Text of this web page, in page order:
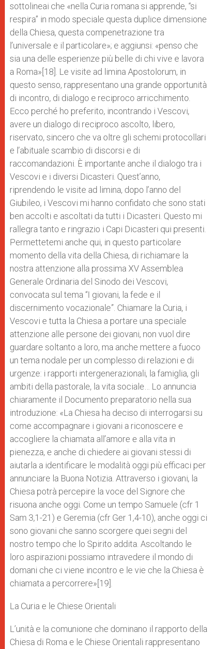
sottolineai che «nella Curia romana si apprende, “si
respira” in modo speciale questa duplice dimensione
della Chiesa, questa compenetrazione tra
l’universale e il particolare»; e aggiunsi: «penso che
sia una delle esperienze più belle di chi vive e lavora
a Roma»[18]. Le visite ad limina Apostolorum, in
questo senso, rappresentano una grande opportunità
di incontro, di dialogo e reciproco arricchimento.
Ecco perché ho preferito, incontrando i Vescovi,
avere un dialogo di reciproco ascolto, libero,
riservato, sincero che va oltre gli schemi protocollari
e l’abituale scambio di discorsi e di
raccomandazioni. È importante anche il dialogo tra i
Vescovi e i diversi Dicasteri. Quest’anno,
riprendendo le visite ad limina, dopo l’anno del
Giubileo, i Vescovi mi hanno confidato che sono stati
ben accolti e ascoltati da tutti i Dicasteri. Questo mi
rallegra tanto e ringrazio i Capi Dicasteri qui presenti.
Permettetemi anche qui, in questo particolare
momento della vita della Chiesa, di richiamare la
nostra attenzione alla prossima XV Assemblea
Generale Ordinaria del Sinodo dei Vescovi,
convocata sul tema “I giovani, la fede e il
discernimento vocazionale”. Chiamare la Curia, i
Vescovi e tutta la Chiesa a portare una speciale
attenzione alle persone dei giovani, non vuol dire
guardare soltanto a loro, ma anche mettere a fuoco
un tema nodale per un complesso di relazioni e di
urgenze: i rapporti intergenerazionali, la famiglia, gli
ambiti della pastorale, la vita sociale… Lo annuncia
chiaramente il Documento preparatorio nella sua
introduzione: «La Chiesa ha deciso di interrogarsi su
come accompagnare i giovani a riconoscere e
accogliere la chiamata all’amore e alla vita in
pienezza, e anche di chiedere ai giovani stessi di
aiutarla a identificare le modalità oggi più efficaci per
annunciare la Buona Notizia. Attraverso i giovani, la
Chiesa potrà percepire la voce del Signore che
risuona anche oggi. Come un tempo Samuele (cfr 1
Sam 3,1-21) e Geremia (cfr Ger 1,4-10), anche oggi ci
sono giovani che sanno scorgere quei segni del
nostro tempo che lo Spirito addita. Ascoltando le
loro aspirazioni possiamo intravedere il mondo di
domani che ci viene incontro e le vie che la Chiesa è
chiamata a percorrere»[19].
La Curia e le Chiese Orientali
L’unità e la comunione che dominano il rapporto della
Chiesa di Roma e le Chiese Orientali rappresentano